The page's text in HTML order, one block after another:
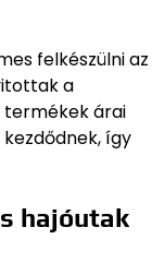
felkészülni az
a
termékek árai
így
hajóutak